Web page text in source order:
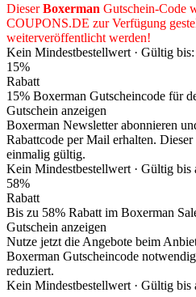
DieserBoxerman Gutschein-Code
COUPONS.DE zur Verfügung
weiterveröffentlicht werden!
Kein Mindestbestellwert · Gültig
15%
Rabatt
15% Boxerman Gutscheincode für
Gutschein anzeigen
Boxerman Newsletter abonnieren
Rabattcode per Mail erhalten.
einmalig gültig.
Kein Mindestbestellwert · Gültig bis
58%
Rabatt
Bis zu 58% Rabatt im Boxerman
Gutschein anzeigen
Nutze jetzt die Angebote beim
Boxerman Gutscheincode
reduziert.
Kein Mindestbestellwert · Gültig bis